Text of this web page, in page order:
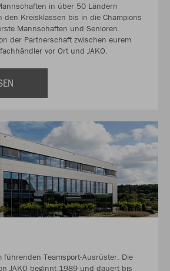
in über 50 Ländern
den Kreisklassen bis in die Champions
Mannschaften und Senioren.
der Partnerschaft zwischen eurem
vor Ort und JAKO.
führenden Teamsport-Ausrüster. Die
JAKO beginnt 1989 und dauert bis